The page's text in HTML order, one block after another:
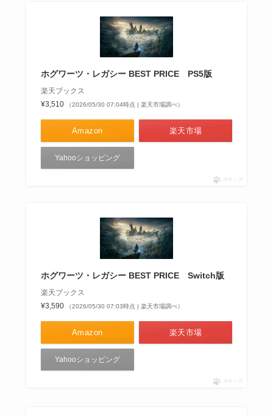
ホグワーツ・レガシー BEST PRICE PS5版
楽天ブックス
¥3,510
（2026/05/30 07:04時点 | 楽天市場調べ）
Amazon 楽天市場
Yahooショッピング
ポチップ
ホグワーツ・レガシー BEST PRICE Switch版
楽天ブックス
¥3,590
（2026/05/30 07:03時点 | 楽天市場調べ）
Amazon 楽天市場
Yahooショッピング
ポチップ